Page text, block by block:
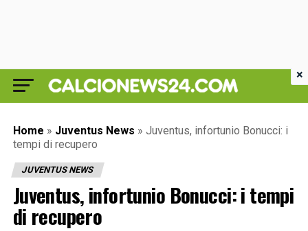
Home » Juventus News » Juventus, infortunio Bonucci: i
tempi di recupero
JUVENTUS NEWS
Juventus, infortunio Bonucci: i tempi
di recupero
×